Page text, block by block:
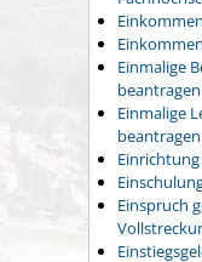
Einmalige
beantragen
Einmalige
beantragen
Einspruch